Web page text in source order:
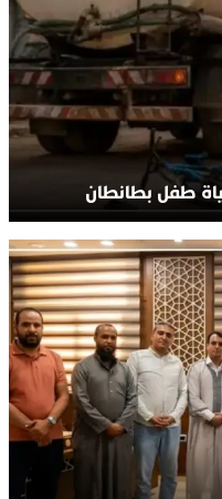
طفل بطانطان